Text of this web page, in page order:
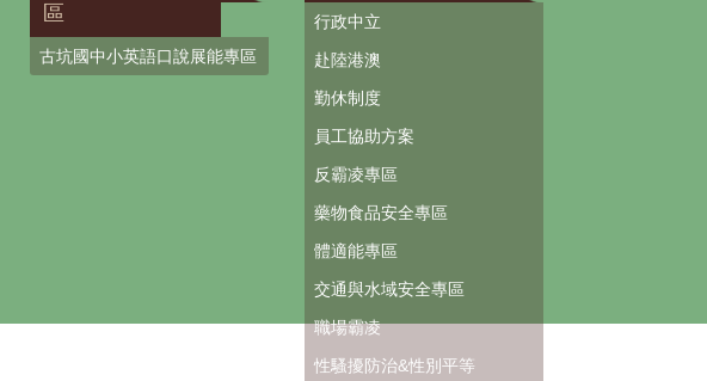
區
古坑國中小英語口說展能專區
行政中立
赴陸港澳
勤休制度
員工協助方案
反霸凌專區
藥物食品安全專區
體適能專區
交通與水域安全專區
職場霸凌
性騷擾防治&性別平等